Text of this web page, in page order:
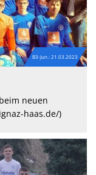
B3-Jun.: 21.03.2023
neuen
haas.de/)